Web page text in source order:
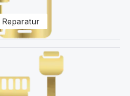
Reparatur